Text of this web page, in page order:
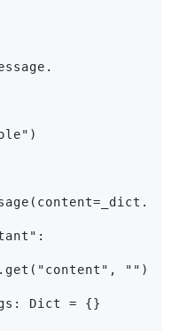
"") or
Dict = {}